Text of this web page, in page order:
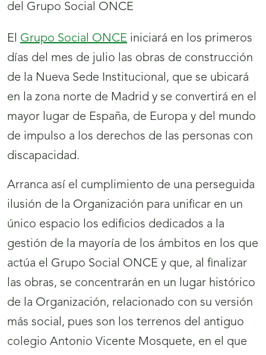
El Grupo Social ONCE iniciará en los primeros
días del mes de julio las obras de construcción
de la Nueva Sede Institucional, que se ubicará
en la zona norte de Madrid y se convertirá en el
mayor lugar de España, de Europa y del mundo
de impulso a los derechos de las personas con
discapacidad.
Arranca así el cumplimiento de una perseguida
ilusión de la Organización para unificar en un
único espacio los edificios dedicados a la
gestión de la mayoría de los ámbitos en los que
actúa el Grupo Social ONCE y que, al finalizar
las obras, se concentrarán en un lugar histórico
de la Organización, relacionado con su versión
más social, pues son los terrenos del antiguo
colegio Antonio Vicente Mosquete, en el que